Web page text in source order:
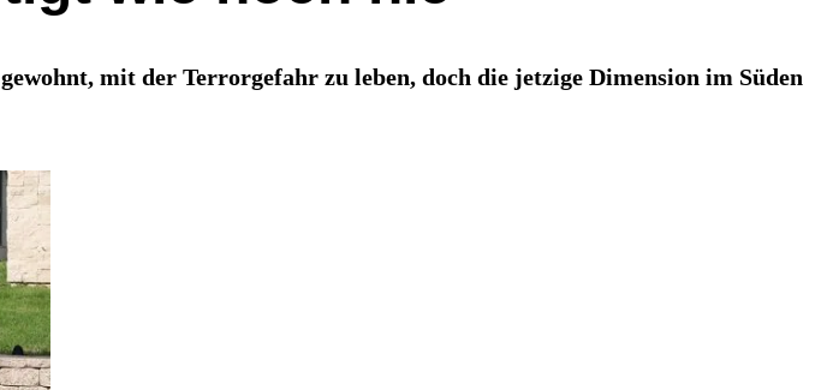
mit der Terrorgefahr zu leben, doch die jetzige Dimension im Süden